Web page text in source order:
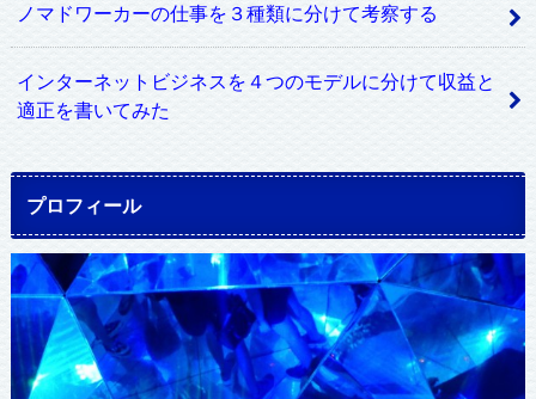
ノマドワーカーの仕事を３種類に分けて考察する
インターネットビジネスを４つのモデルに分けて収益と
適正を書いてみた
プロフィール